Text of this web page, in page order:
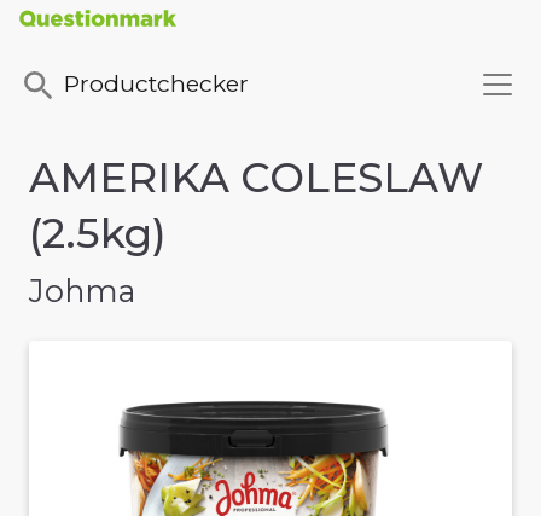
Productchecker
AMERIKA COLESLAW
(2.5kg)
Johma